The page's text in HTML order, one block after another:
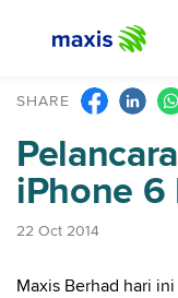
SHARE
iPhone 6
22 Oct 2014
Maxis Berhad hari